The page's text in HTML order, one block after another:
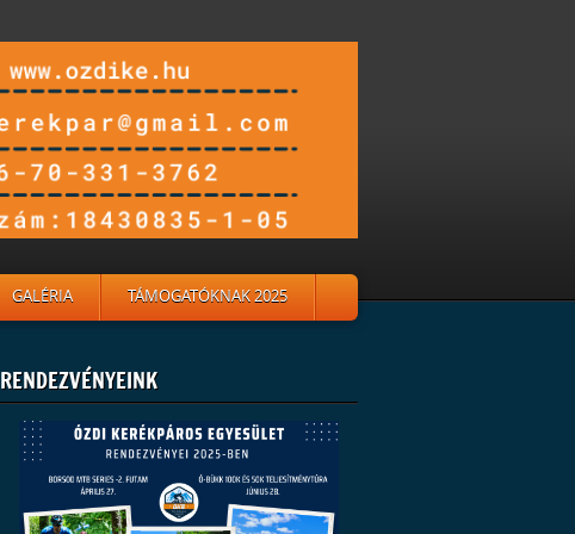
GALÉRIA TÁMOGATÓKNAK 2025
RENDEZVÉNYEINK